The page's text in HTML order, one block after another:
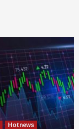
Hotnews